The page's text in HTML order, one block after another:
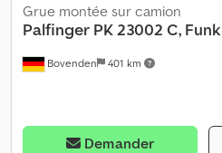
Bovenden 401 km
Grue montée sur camion
Palfinger PK 23002 C, Funk
Demander